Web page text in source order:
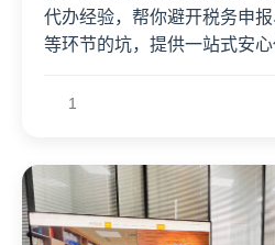
代办经验，帮你避开税务申
等环节的坑，提供一站式安心
1